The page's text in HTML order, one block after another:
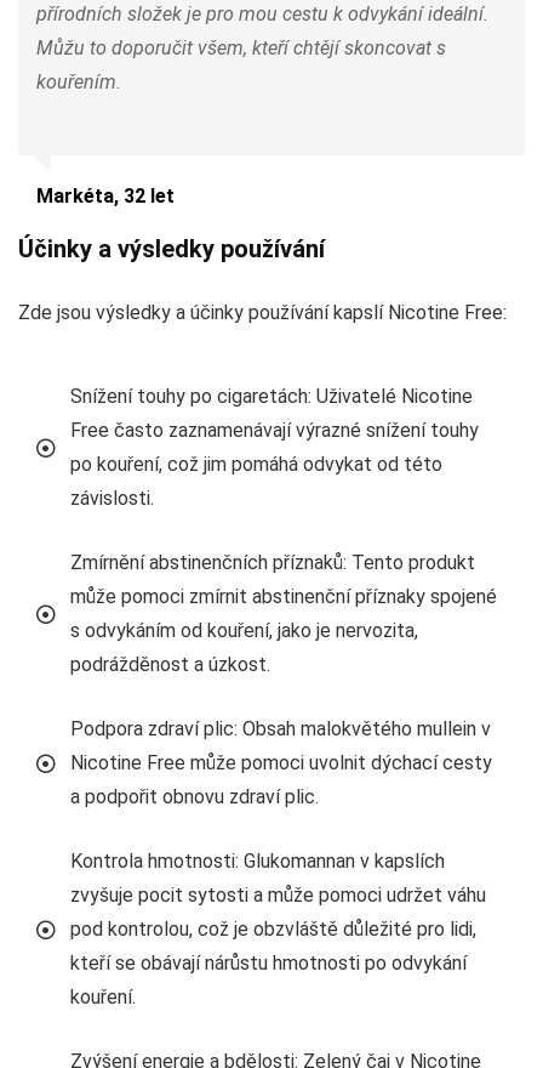
přírodních složek je pro mou cestu k odvykání ideální.
Můžu to doporučit všem, kteří chtějí skoncovat s
kouřením.
Markéta, 32 let
Účinky a výsledky používání
Zde jsou výsledky a účinky používání kapslí Nicotine Free:
Snížení touhy po cigaretách: Uživatelé Nicotine
Free často zaznamenávají výrazné snížení touhy
po kouření, což jim pomáhá odvykat od této
závislosti.
Zmírnění abstinenčních příznaků: Tento produkt
může pomoci zmírnit abstinenční příznaky spojené
s odvykáním od kouření, jako je nervozita,
podrážděnost a úzkost.
Podpora zdraví plic: Obsah malokvětého mullein v
Nicotine Free může pomoci uvolnit dýchací cesty
a podpořit obnovu zdraví plic.
Kontrola hmotnosti: Glukomannan v kapslích
zvyšuje pocit sytosti a může pomoci udržet váhu
pod kontrolou, což je obzvláště důležité pro lidi,
kteří se obávají nárůstu hmotnosti po odvykání
kouření.
Zvýšení energie a bdělosti: Zelený čaj v Nicotine